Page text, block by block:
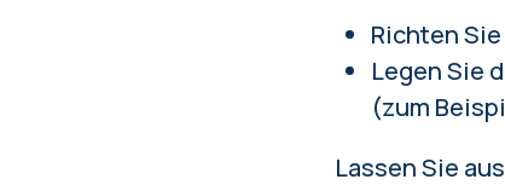
Richten
Legen Sie
(zum
Lassen Sie